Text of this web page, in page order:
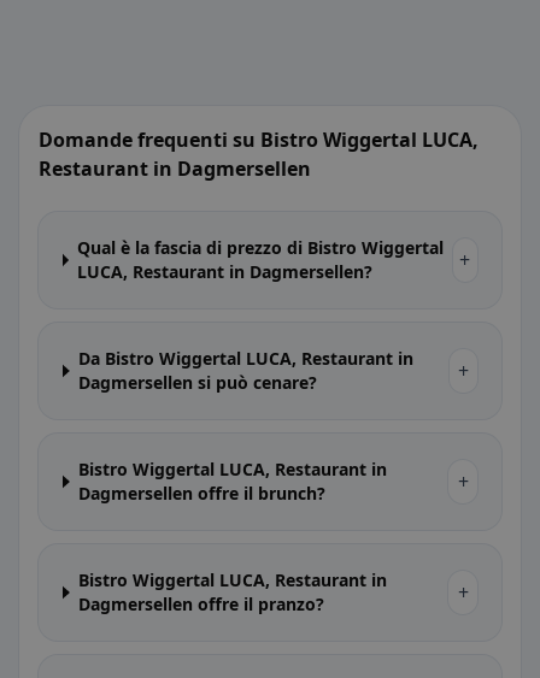
Domande frequenti su Bistro Wiggertal LUCA,
Restaurant in Dagmersellen
Qual è la fascia di prezzo di Bistro Wiggertal
LUCA, Restaurant in Dagmersellen?
+
Da Bistro Wiggertal LUCA, Restaurant in
Dagmersellen si può cenare?
+
Bistro Wiggertal LUCA, Restaurant in
Dagmersellen offre il brunch?
+
Bistro Wiggertal LUCA, Restaurant in
Dagmersellen offre il pranzo?
+